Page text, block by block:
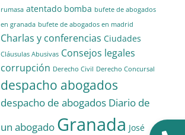
rumasa atentado bomba bufete de abogados
en granada bufete de abogados en madrid
Charlas y conferencias Ciudades
Cláusulas Abusivas Consejos legales
corrupción Derecho Civil Derecho Concursal
despacho abogados
despacho de abogados Diario de
un abogado Granada José